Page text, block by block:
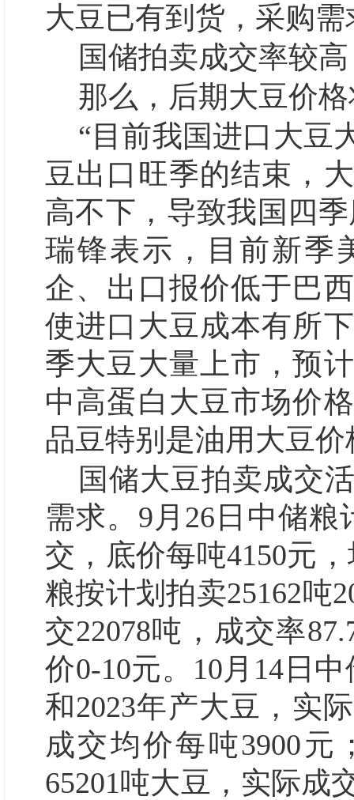
大豆已有到货，采购
国储拍卖成交率较
那么，后期大豆价
“目前我国进口大豆
豆出口旺季的结束，
高不下，导致我国四
瑞锋表示，目前新季
企、出口报价低于巴
使进口大豆成本有所
季大豆大量上市，预
中高蛋白大豆市场价
品豆特别是油用大豆
国储大豆拍卖成交
需求。9月26日中储粮
交，底价每吨4150元
粮按计划拍卖25162吨
交22078吨，成交率
价0-10元。10月14日
和2023年产大豆，实
成交均价每吨3900元
65201吨大豆，实际成